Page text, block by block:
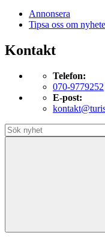
Annonsera
Tipsa oss om
Kontakt
Telefon:
070-9779252
E-post: